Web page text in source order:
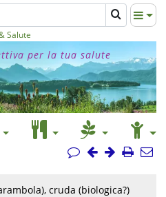
Salute
per la tua salute
cruda (biologica?)